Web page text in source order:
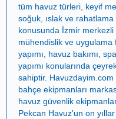
tüm havuz türleri, keyif
soğuk, ıslak ve
konusunda İzmir
mühendislik ve uygulama
yapımı
havuz bakımı
yapımı konularında
sahiptir. Havuzdayim.com
bahçe ekipmanları
havuz güvenlik
Pekcan Havuz'un on